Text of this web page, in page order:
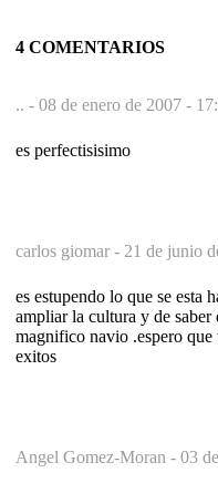
4 COMENTARIOS
.. - 08 de enero de 2007 -
es perfectisisimo
carlos giomar - 21 de junio
es estupendo lo que se esta
ampliar la cultura y de saber
magnifico navio .espero
exitos
Angel Gomez-Moran - 03